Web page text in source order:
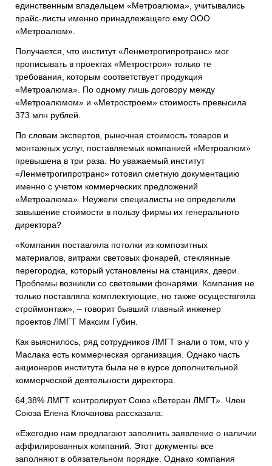
единственным владельцем «Метроалюма», учитывались
прайс-листы именно принадлежащего ему ООО
«Метроалюм».
Получается, что институт «Ленметрогипротранс» мог
прописывать в проектах «Метростроя» только те
требования, которым соответствует продукция
«Метроалюма». По одному лишь договору между
«Метроалюмом» и «Метростроем» стоимость превысила
373 млн рублей.
По словам экспертов, рыночная стоимость товаров и
монтажных услуг, поставляемых компанией «Метроалюм»
превышена в три раза. Но уважаемый институт
«Ленметрогипротранс» готовил сметную документацию
именно с учетом коммерческих предложений
«Метроалюма». Неужели специалисты не определили
завышение стоимости в пользу фирмы их генерального
директора?
«Компания поставляла потолки из композитных
материалов, витражи световых фонарей, стеклянные
перегородка, который установлены на станциях, двери.
Проблемы возникли со световыми фонарями. Компания не
только поставляла комплектующие, но также осуществляла
строймонтаж», – говорит бывший главный инженер
проектов ЛМГТ Максим Губин.
Как выяснилось, ряд сотрудников ЛМГТ знали о том, что у
Маслака есть коммерческая организация. Однако часть
акционеров института была не в курсе дополнительной
коммерческой деятельности директора.
64,38% ЛМГТ контролирует Союз «Ветеран ЛМГТ». Член
Союза Елена Клочанова рассказала:
«Ежегодно нам предлагают заполнить заявление о наличии
аффилированных компаний. Этот документы все
заполняют в обязательном порядке. Однако компания